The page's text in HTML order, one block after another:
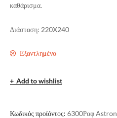
καθάρισμα.
Διάσταση: 220X240
Εξαντλημένο
Add to wishlist
Κωδικός προϊόντος: 6300Ραφ Astron